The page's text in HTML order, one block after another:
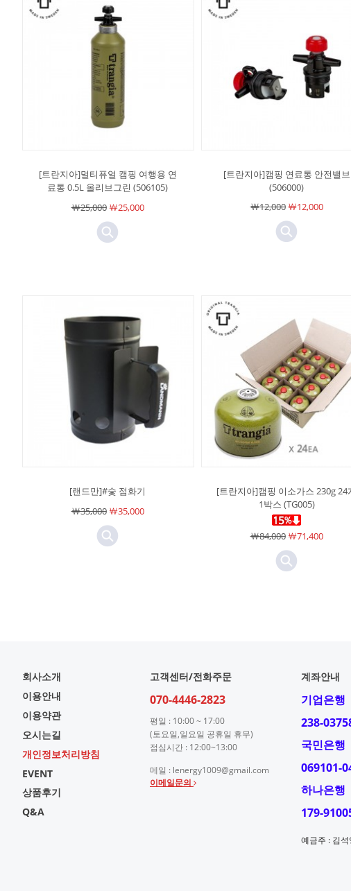
[트란지아]멀티퓨얼 캠핑 여행용 연
료통 0.5L 올리브그린 (506105)
￦25,000￦25,000
[트란지아]캠핑 연료통 안전밸브
(506000)
￦12,000￦12,000
[랜드만]#숯 점화기
￦35,000￦35,000
[트란지아]캠핑 이소가스 230g 24
1박스 (TG005)
￦84,000￦71,400
회사소개
이용안내
이용약관
오시는길
개인정보처리방침
EVENT
상품후기
Q&A
고객센터/전화주문
070-4446-2823
평일 : 10:00 ~ 17:00
(토요일,일요일 공휴일 휴무)
점심시간 : 12:00~13:00
메일 : lenergy1009@gmail.com
이메일문의
계좌안내
기업은행
238-
국민은행
069101-
하나은행
179-
예금주 : 김